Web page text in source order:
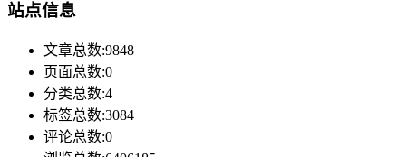
站点信息
文章总数:9848
页面总数:0
分类总数:4
标签总数:3084
评论总数:0